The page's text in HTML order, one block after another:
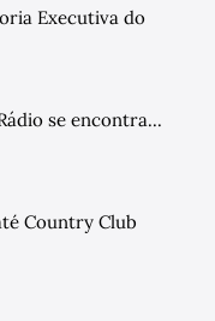
Executiva do
se encontra...
Country Club